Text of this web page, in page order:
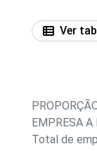
Ver
EMPRESA A
Total de